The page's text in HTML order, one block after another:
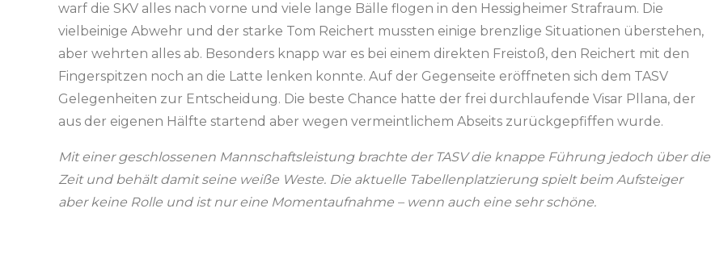
warf die SKV alles nach vorne und viele lange Bälle flogen in den Hessigheimer Strafraum. Die
vielbeinige Abwehr und der starke Tom Reichert mussten einige brenzlige Situationen überstehen,
aber wehrten alles ab. Besonders knapp war es bei einem direkten Freistoß, den Reichert mit den
Fingerspitzen noch an die Latte lenken konnte. Auf der Gegenseite eröffneten sich dem TASV
Gelegenheiten zur Entscheidung. Die beste Chance hatte der frei durchlaufende Visar Pllana, der
aus der eigenen Hälfte startend aber wegen vermeintlichem Abseits zurückgepfiffen wurde.
Mit einer geschlossenen Mannschaftsleistung brachte der TASV die knappe Führung jedoch über die
Zeit und behält damit seine weiße Weste. Die aktuelle Tabellenplatzierung spielt beim Aufsteiger
aber keine Rolle und ist nur eine Momentaufnahme – wenn auch eine sehr schöne.